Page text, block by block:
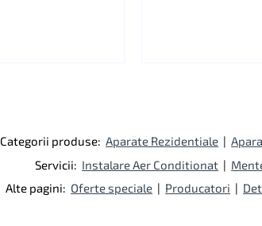
Categorii produse:Aparate Rezidentiale |
Servicii: Instalare Aer Conditionat |
Alte pagini: Oferte speciale | Producatori |